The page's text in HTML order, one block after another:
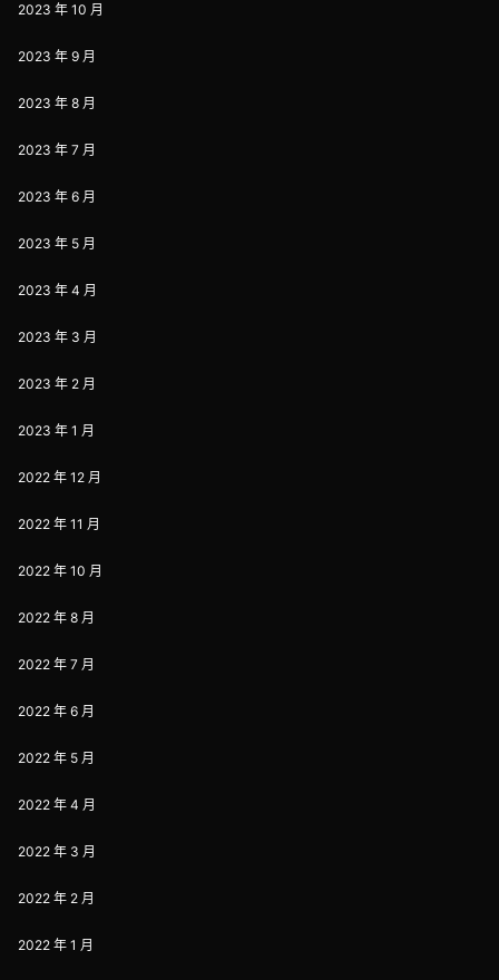
2023 年 10 月
2023 年 9 月
2023 年 8 月
2023 年 7 月
2023 年 6 月
2023 年 5 月
2023 年 4 月
2023 年 3 月
2023 年 2 月
2023 年 1 月
2022 年 12 月
2022 年 11 月
2022 年 10 月
2022 年 8 月
2022 年 7 月
2022 年 6 月
2022 年 5 月
2022 年 4 月
2022 年 3 月
2022 年 2 月
2022 年 1 月